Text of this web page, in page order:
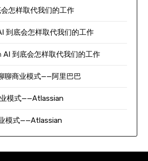
怎样取代我们的工作
到底会怎样取代我们的工作
AI 到底会怎样取代我们的工作
聊商业模式——阿里巴巴
模式——Atlassian
模式——Atlassian